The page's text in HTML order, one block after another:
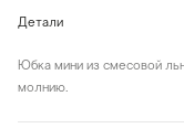
Детали
Юбка мини из смесовой
молнию.